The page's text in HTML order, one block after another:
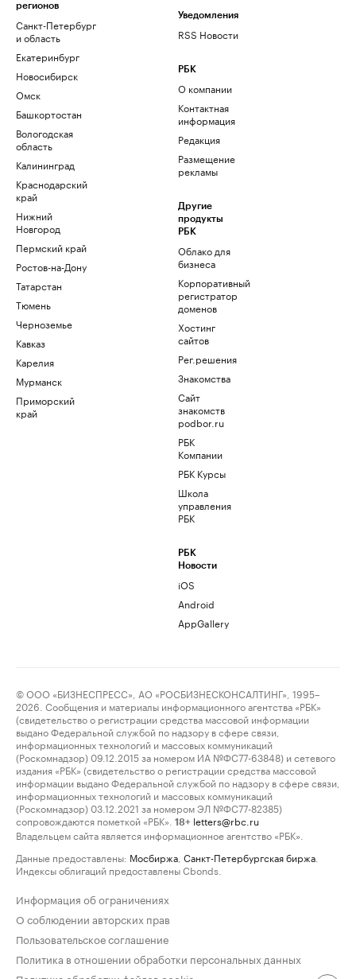
регионов
Санкт-Петербург
и область
Екатеринбург
Новосибирск
Омск
Башкортостан
Вологодская
область
Калининград
Краснодарский
край
Нижний
Новгород
Пермский край
Ростов-на-Дону
Татарстан
Тюмень
Черноземье
Кавказ
Карелия
Мурманск
Приморский
край
Уведомления
RSS Новости
РБК
О компании
Контактная
информация
Редакция
Размещение
рекламы
Другие
продукты
РБК
Облако для
бизнеса
Корпоративный
регистратор
доменов
Хостинг
сайтов
Рег.решения
Знакомства
Сайт
знакомств
podbor.ru
РБК
Компании
РБК Курсы
Школа
управления
РБК
РБК
Новости
iOS
Android
AppGallery
© ООО «БИЗНЕСПРЕСС», АО «РОСБИЗНЕСКОНСАЛТИНГ», 1995–
2026. Сообщения и материалы информационного агентства «РБК»
(свидетельство о регистрации средства массовой информации
выдано Федеральной службой по надзору в сфере связи,
информационных технологий и массовых коммуникаций
(Роскомнадзор) 09.12.2015 за номером ИА №ФС77-63848) и сетевого
издания «РБК» (свидетельство о регистрации средства массовой
информации выдано Федеральной службой по надзору в сфере связи,
информационных технологий и массовых коммуникаций
(Роскомнадзор) 03.12.2021 за номером ЭЛ №ФС77-82385)
сопровождаются пометкой «РБК».
18+ letters@rbc.ru
Владельцем сайта является информационное агентство «РБК».
Данные предоставлены: Мосбиржа Санкт-Петербургская биржа
Индексы облигаций предоставлены Cbonds.
Информация об ограничениях
О соблюдении авторских прав
Пользовательское соглашение
Политика в отношении обработки персональных данных